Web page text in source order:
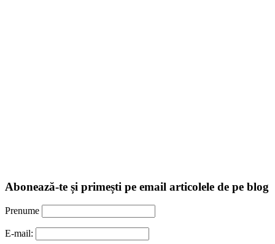
Abonează-te și primești pe email articolele de pe blog
Prenume
E-mail: